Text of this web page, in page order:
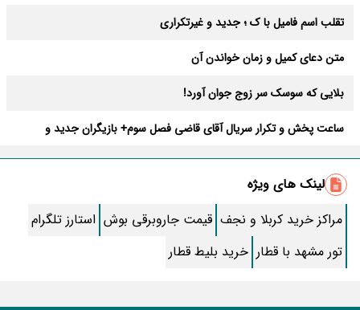
تقلب اسم فامیل با ک ؛ جدید و غیرتکراری
متن دعای کمیل و زمان خواندن آن
بلایی که سوسک سر زوج جوان آورد!
ساعت پخش و تکرار سریال آقای قاضی فصل سوم+ بازیگران جدید و
طرز تهیه سالاد ماکارونی خانگی خوشمزه و لذیذ + آموزش تصویری
طرز تهیه پاستا با سس آلفردو و مرغ فوری + آموزش تصویری پنه
جواب کامل اسم فامیل با “س”
ماه قرمز نشانه آخر دنیا در آسمان ظاهر شد !
جملات زیبا برای بهترین پدر دنیا
لینک های ویژه
مراکز خرید کربلا و نجف قیمت جاروبرقی بوش استارز تلگرام
تور مشهد با قطار خرید بلیط قطار